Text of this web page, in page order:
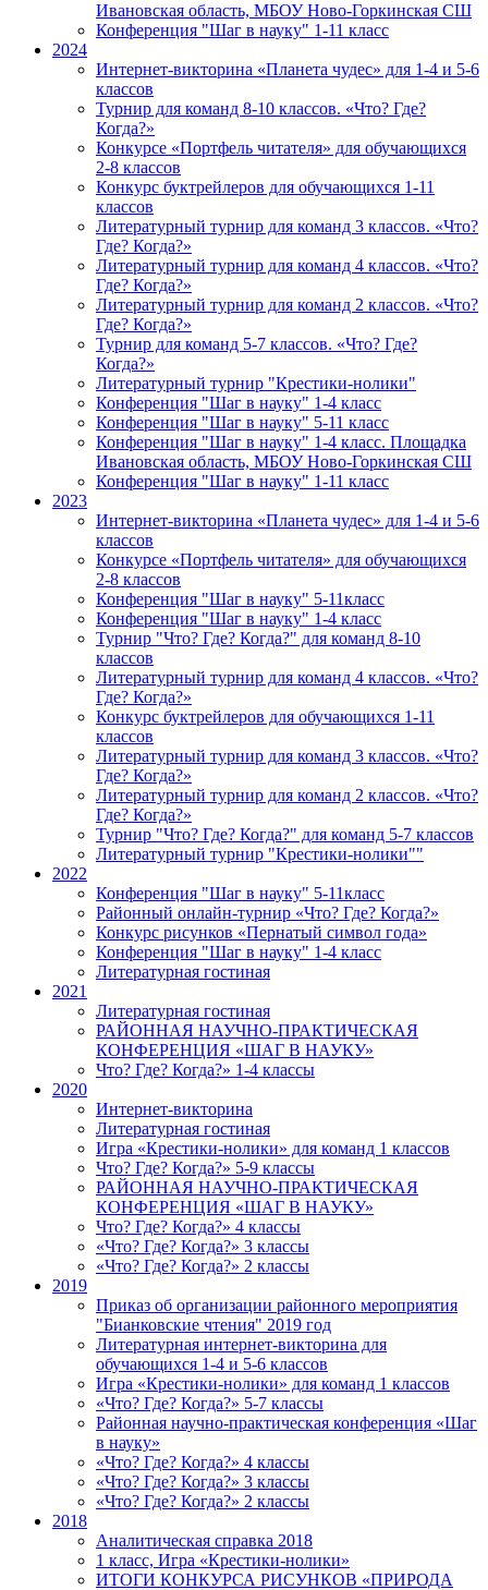
Ивановская область, МБОУ Ново-Горкинская СШ
Конференция "Шаг в науку" 1-11 класс
2024
Интернет-викторина «Планета чудес» для 1-4 и 5-6
классов
Турнир для команд 8-10 классов. «Что? Где?
Когда?»
Конкурсе «Портфель читателя» для обучающихся
2-8 классов
Конкурс буктрейлеров для обучающихся 1-11
классов
Литературный турнир для команд 3 классов. «Что?
Где? Когда?»
Литературный турнир для команд 4 классов. «Что?
Где? Когда?»
Литературный турнир для команд 2 классов. «Что?
Где? Когда?»
Турнир для команд 5-7 классов. «Что? Где?
Когда?»
Литературный турнир "Крестики-нолики"
Конференция "Шаг в науку" 1-4 класс
Конференция "Шаг в науку" 5-11 класс
Конференция "Шаг в науку" 1-4 класс. Площадка
Ивановская область, МБОУ Ново-Горкинская СШ
Конференция "Шаг в науку" 1-11 класс
2023
Интернет-викторина «Планета чудес» для 1-4 и 5-6
классов
Конкурсе «Портфель читателя» для обучающихся
2-8 классов
Конференция "Шаг в науку" 5-11класс
Конференция "Шаг в науку" 1-4 класс
Турнир "Что? Где? Когда?" для команд 8-10
классов
Литературный турнир для команд 4 классов. «Что?
Где? Когда?»
Конкурс буктрейлеров для обучающихся 1-11
классов
Литературный турнир для команд 3 классов. «Что?
Где? Когда?»
Литературный турнир для команд 2 классов. «Что?
Где? Когда?»
Турнир "Что? Где? Когда?" для команд 5-7 классов
Литературный турнир "Крестики-нолики""
2022
Конференция "Шаг в науку" 5-11класс
Районный онлайн-турнир «Что? Где? Когда?»
Конкурс рисунков «Пернатый символ года»
Конференция "Шаг в науку" 1-4 класс
Литературная гостиная
2021
Литературная гостиная
РАЙОННАЯ НАУЧНО-ПРАКТИЧЕСКАЯ
КОНФЕРЕНЦИЯ «ШАГ В НАУКУ»
Что? Где? Когда?» 1-4 классы
2020
Интернет-викторина
Литературная гостиная
Игра «Крестики-нолики» для команд 1 классов
Что? Где? Когда?» 5-9 классы
РАЙОННАЯ НАУЧНО-ПРАКТИЧЕСКАЯ
КОНФЕРЕНЦИЯ «ШАГ В НАУКУ»
Что? Где? Когда?» 4 классы
«Что? Где? Когда?» 3 классы
«Что? Где? Когда?» 2 классы
2019
Приказ об организации районного мероприятия
"Бианковские чтения" 2019 год
Литературная интернет-викторина для
обучающихся 1-4 и 5-6 классов
Игра «Крестики-нолики» для команд 1 классов
«Что? Где? Когда?» 5-7 классы
Районная научно-практическая конференция «Шаг
в науку»
«Что? Где? Когда?» 4 классы
«Что? Где? Когда?» 3 классы
«Что? Где? Когда?» 2 классы
2018
Аналитическая справка 2018
1 класс, Игра «Крестики-нолики»
ИТОГИ КОНКУРСА РИСУНКОВ «ПРИРОДА